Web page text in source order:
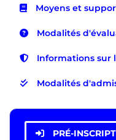
Moyens et
Modalités
Informations sur
Modalités
PRÉ-